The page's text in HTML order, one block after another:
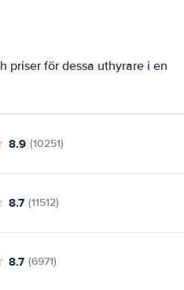
priser för dessa uthyrare i en
8.9 (10251)
8.7 (11512)
8.7 (6971)